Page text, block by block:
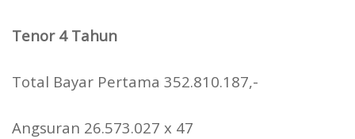
Tenor 4 Tahun
Total Bayar Pertama 352.810.187,-
Angsuran 26.573.027 x 47